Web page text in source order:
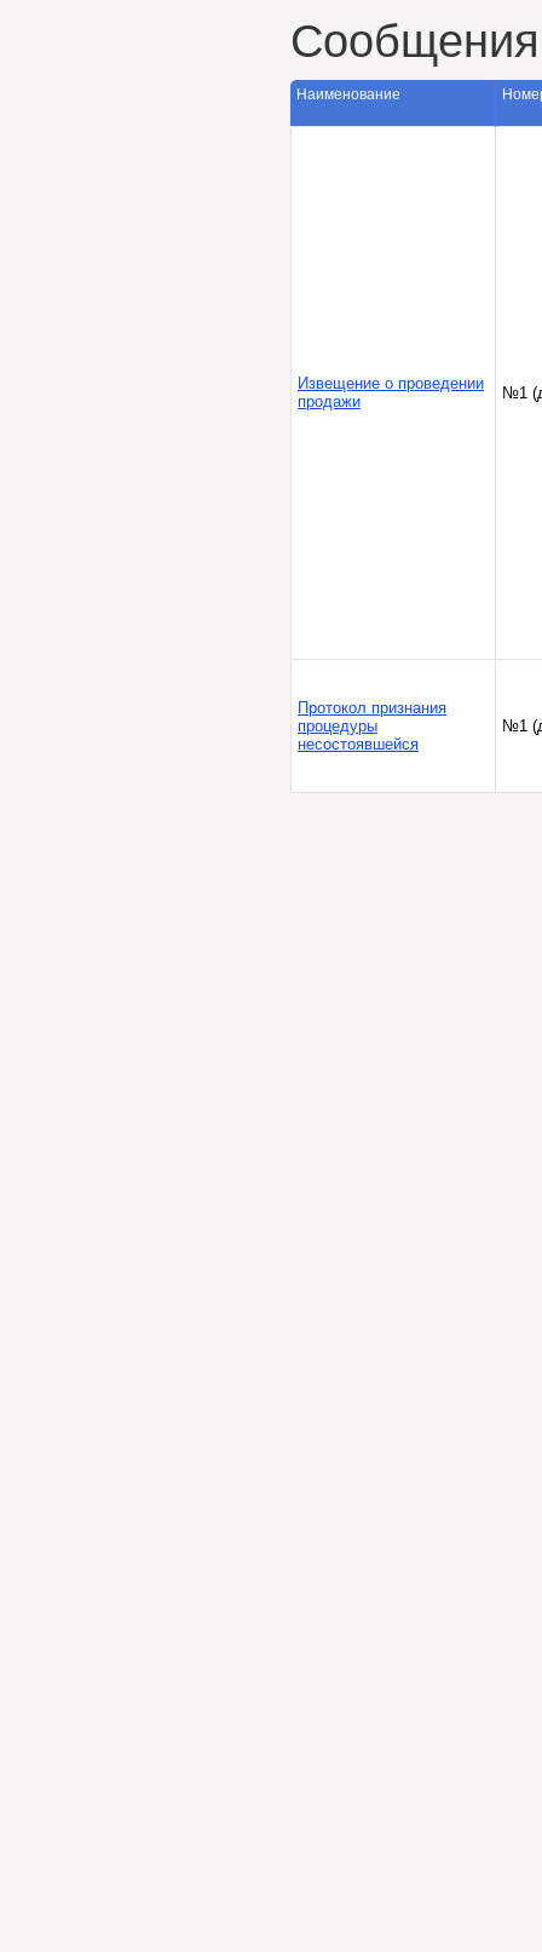
Сообщения
Наименование
Извещение о проведении
продажи
№1
Протокол признания
процедуры
несостоявшейся
№1